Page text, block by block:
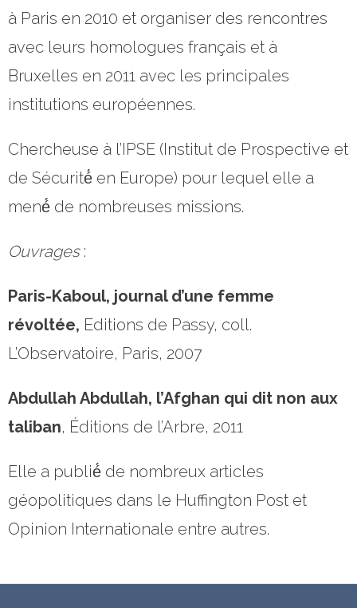
à Paris en 2010 et organiser des rencontres
avec leurs homologues français et à
Bruxelles en 2011 avec les principales
institutions européennes.
Chercheuse à l’IPSE (Institut de Prospective et
de Sécurité́ en Europe) pour lequel elle a
mené́ de nombreuses missions.
Ouvrages :
Paris-Kaboul, journal d’une femme
révoltée, Editions de Passy, coll.
L’Observatoire, Paris, 2007
Abdullah Abdullah, l’Afghan qui dit non aux
taliban, Éditions de l’Arbre, 2011
Elle a publié́ de nombreux articles
géopolitiques dans le Huffington Post et
Opinion Internationale entre autres.